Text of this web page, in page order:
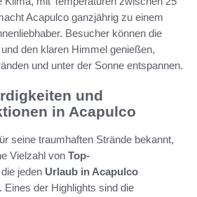
Acapulco ganzjährig zu einem
Besucher können die
den klaren Himmel genießen,
und unter der Sonne entspannen.
und
in Acapulco
seine traumhaften Strände bekannt,
Vielzahl von Top-
die jeden Urlaub in Acapulco
der Highlights sind die